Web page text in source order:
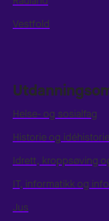
Vestfold
Helse- og sosialfag
Historie og
Idrett, kroppsøving
IT, informatikk og
Jus